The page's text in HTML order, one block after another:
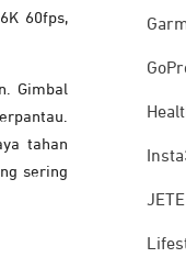
60fps,
Gimbal
tahan
sering
JETE